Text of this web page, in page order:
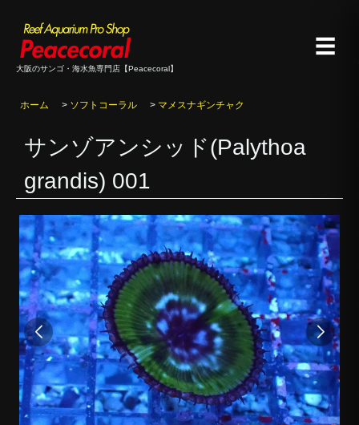
大阪のサンゴ・海水魚専門店【Peacecoral】
☰
ホーム > ソフトコーラル > マメスナギンチャク
サンゾアンシッド(Palythoa
grandis) 001